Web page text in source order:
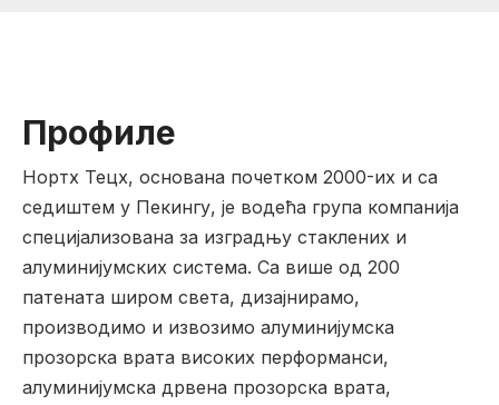
Профиле
Нортх Тецх, основана почетком 2000-их и са
седиштем у Пекингу, је водећа група компанија
специјализована за изградњу стаклених и
алуминијумских система. Са више од 200
патената широм света, дизајнирамо,
производимо и извозимо алуминијумска
прозорска врата високих перформанси,
алуминијумска дрвена прозорска врата,